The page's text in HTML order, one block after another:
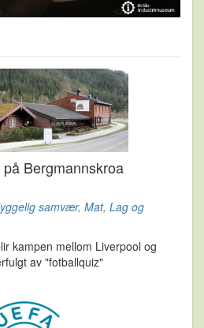
Bergmannskroa
samvær, Mat, Lag og
kampen mellom Liverpool og
av "fotballquiz"